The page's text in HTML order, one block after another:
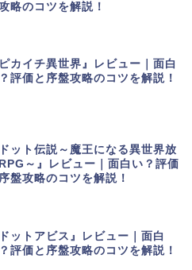
略のコツを解説！
ピカイチ異世界』レビュー｜面白
評価と序盤攻略のコツを解説！
ドット伝説～魔王になる異世界放
～』レビュー｜面白い？評価
盤攻略のコツを解説！
ドットアビス』レビュー｜面白
評価と序盤攻略のコツを解説！